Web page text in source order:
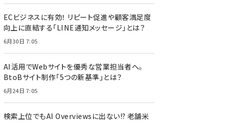
ECビジネスに有効！ リピート促進や顧客満足度
向上に直結する「LINE通知メッセージ」とは？
6月30日 7:05
AI活用でWebサイトを優秀な営業担当者へ。
BtoBサイト制作「5つの新基準」とは？
6月24日 7:05
検索上位でもAI Overviewsに出ない!? 老舗米